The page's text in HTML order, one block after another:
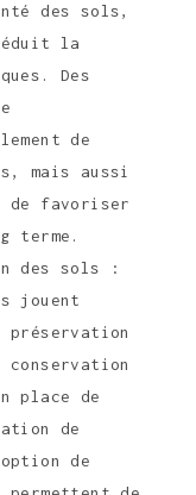
des sols,
la
Des
de
mais aussi
de favoriser
terme.
des sols :
jouent
préservation
place de
de
de